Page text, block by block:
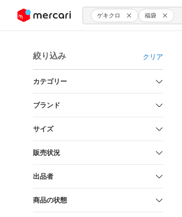
ツにスキップ ゲキクロ 福袋
絞り込み クリア
カテゴリー
ブランド
サイズ
販売状況
出品者
商品の状態